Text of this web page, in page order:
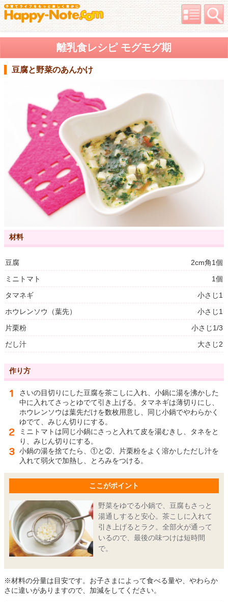
離乳食レシピ モグモグ期
豆腐と野菜のあんかけ
材料
豆腐
2cm角1個
ミニトマト
1個
タマネギ
小さじ1
ホウレンソウ（葉先）
小さじ1
片栗粉
小さじ1/3
だし汁
大さじ2
作り方
さいの目切りにした豆腐を茶こしに入れ、小鍋に湯を沸かした
中に入れてさっとゆでて引き上げる。タマネギは薄切りにし、
ホウレンソウは葉先だけを数枚用意し、同じ小鍋でやわらかく
ゆでて、みじん切りにする。
ミニトマトは同じ小鍋にさっと入れて皮を湯むきし、タネをと
り、みじん切りにする。
小鍋の湯を捨てたら、①と②、片栗粉をよく溶かしただし汁を
入れて弱火で加熱し、とろみをつける。
ここがポイント
野菜をゆでる小鍋で、豆腐もさっと
湯通しすると安心。茶こしに入れて
引き上げるとラク。全部火が通って
いるので、最後の味つけは短時間
で。
※材料の分量は目安です。お子さまによって食べる量や、やわらか
さに違いがありますので、加減をしてください。